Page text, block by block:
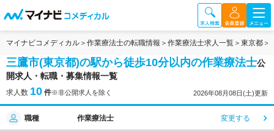
マイナビコメディカル 作業療法士の転職情報 作業療法士求人一覧 東京都
三鷹市(東京都)の駅から徒歩10分以内の作業療法士公
開求人・転職・募集情報一覧
求人数 10 件※非公開求人を除く 2026年08月08日(土)更新
職種 作業療法士 変更する